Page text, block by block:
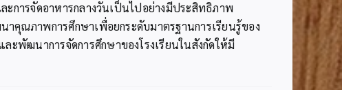
ะการจัดอาหารกลางวันเป็นไปอย่างมีประสิทธิภาพ
คุณภาพการศึกษาเพื่อยกระดับมาตรฐานการเรียนรู้ของ
พัฒนาการจัดการศึกษาของโรงเรียนในสังกัดให้มี